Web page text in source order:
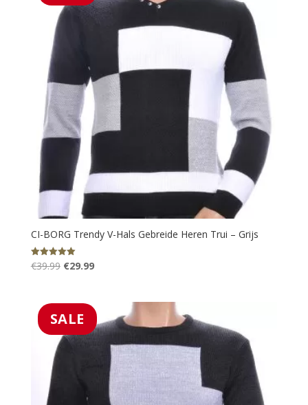
CI-BORG Trendy V-Hals Gebreide Heren Trui – Grijs
Gewaardeerd
5.00
€39.99 Oorspronkelijke
€39.99.
€29.99Huidige
€29.99.
SALE